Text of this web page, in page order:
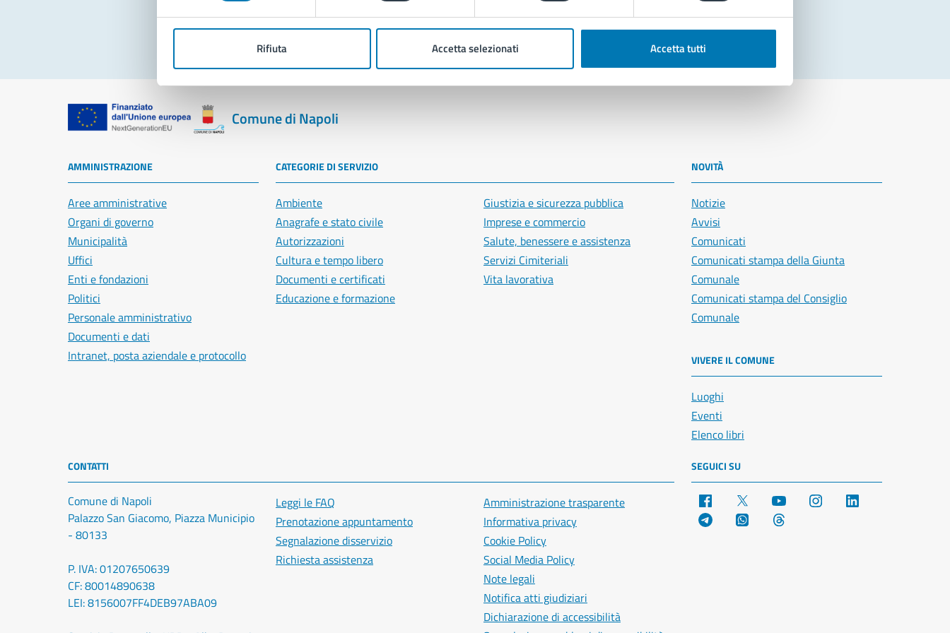
Rifiuta Accetta selezionati Accetta tutti
Segnala disservizio
Comune di Napoli
AMMINISTRAZIONE
Aree amministrative
Organi di governo
Municipalità
Uffici
Enti e fondazioni
Politici
Personale amministrativo
Documenti e dati
Intranet, posta aziendale e protocollo
CATEGORIE DI SERVIZIO
Ambiente
Anagrafe e stato civile
Autorizzazioni
Cultura e tempo libero
Documenti e certificati
Educazione e formazione
Giustizia e sicurezza pubblica
Imprese e commercio
Salute, benessere e assistenza
Servizi Cimiteriali
Vita lavorativa
NOVITÀ
Notizie
Avvisi
Comunicati
Comunicati stampa della Giunta
Comunale
Comunicati stampa del Consiglio
Comunale
VIVERE IL COMUNE
Luoghi
Eventi
Elenco libri
CONTATTI
Comune di Napoli
Palazzo San Giacomo, Piazza Municipio
- 80133
P. IVA: 01207650639
CF: 80014890638
LEI: 8156007FF4DEB97ABA09
Leggi le FAQ
Prenotazione appuntamento
Segnalazione disservizio
Richiesta assistenza
Amministrazione trasparente
Informativa privacy
Cookie Policy
Social Media Policy
Note legali
Notifica atti giudiziari
Dichiarazione di accessibilità
SEGUICI SU
Facebook YouTube Instagram
Telegram WhatsApp